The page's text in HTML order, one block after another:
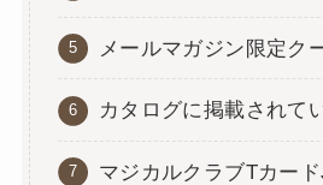
メールマガジン限定ク
カタログに掲載されて
マジカルクラブTカー